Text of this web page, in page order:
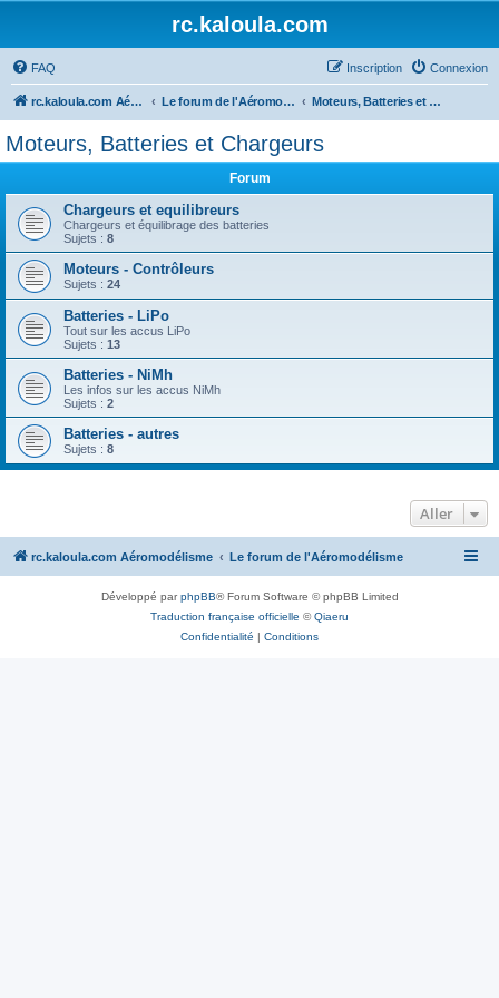
rc.kaloula.com
FAQ Connexion
Inscription
rc.kaloula.com Aéromodélisme Le forum de l'Aéromodélisme Moteurs, Batteries et Chargeurs
Moteurs, Batteries et Chargeurs
Forum
Chargeurs et equilibreurs
Chargeurs et équilibrage des batteries
Sujets : 8
Moteurs - Contrôleurs
Sujets : 24
Batteries - LiPo
Tout sur les accus LiPo
Sujets : 13
Batteries - NiMh
Les infos sur les accus NiMh
Sujets : 2
Batteries - autres
Sujets : 8
Aller
rc.kaloula.com Aéromodélisme Le forum de l'Aéromodélisme
Développé parphpBB® Forum Software © phpBB Limited
Traduction française officielle ©Qiaeru
Confidentialité | Conditions